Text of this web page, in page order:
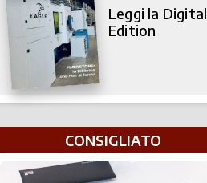
Leggi la Digital
Edition
CONSIGLIATO